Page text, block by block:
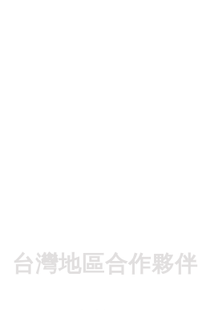
台灣地區合作夥伴